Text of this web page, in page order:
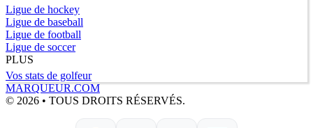
Ligue de hockey
Ligue de baseball
Ligue de football
Ligue de soccer
PLUS
Vos stats de golfeur
MARQUEUR.COM
© 2026 • TOUS DROITS RÉSERVÉS.